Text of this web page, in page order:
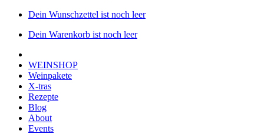
Dein Wunschzettel ist noch leer
Dein Warenkorb ist noch leer
WEINSHOP
Weinpakete
X-tras
Rezepte
Blog
About
Events